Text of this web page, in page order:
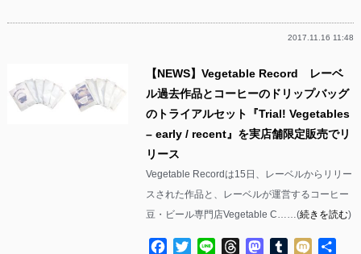
2017.11.16 11:48
【NEWS】Vegetable Record レーベ
ル過去作品とコーヒーのドリップバッグ
のトライアルセット『Trial! Vegetables
– early / recent』を実店舗限定販売でリ
リース
Vegetable Recordは15日、レーベルからリリー
スされた作品と、レーベルが運営するコーヒー
豆・ビール専門店Vegetable C……(続きを読む)
Facebook
TwitterLine ThreadsMastodon
Tumblr
Mixi